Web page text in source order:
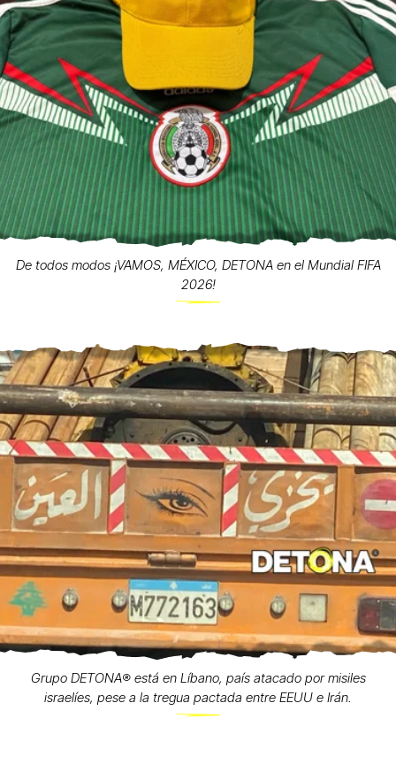
De todos modos ¡VAMOS, MÉXICO, DETONA en el Mundial FIFA
2026!
Grupo DETONA®️ está en Líbano, país atacado por misiles
israelíes, pese a la tregua pactada entre EEUU e Irán.